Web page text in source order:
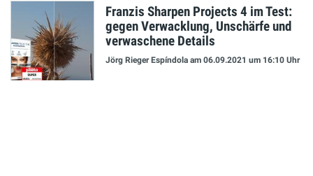
Franzis Sharpen Projects 4 im Test:
gegen Verwacklung, Unschärfe und
verwaschene Details
Jörg Rieger Espíndola am 06.09.2021 um 16:10 Uhr